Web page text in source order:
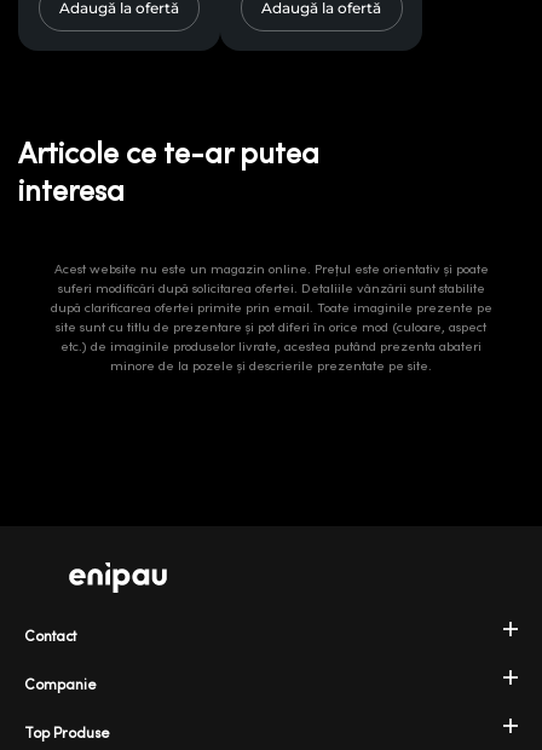
Adaugă la ofertă Adaugă la ofertă
Articole ce te-ar putea
interesa
Acest website nu este un magazin online. Prețul este orientativ și poate
suferi modificări după solicitarea ofertei. Detaliile vânzării sunt stabilite
după clarificarea ofertei primite prin email. Toate imaginile prezente pe
site sunt cu titlu de prezentare și pot diferi în orice mod (culoare, aspect
etc.) de imaginile produselor livrate, acestea putând prezenta abateri
minore de la pozele și descrierile prezentate pe site.
Companie
Top Produse
Contact